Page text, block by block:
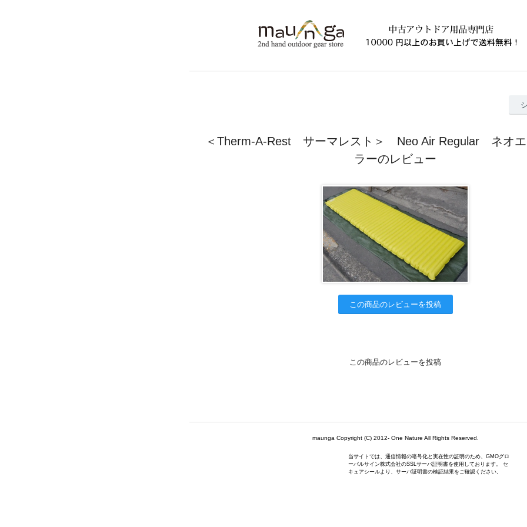
＜Therm-A-Rest サーマレスト＞ Neo Air Regular ネオエ
ラーのレビュー
この商品のレビューを投稿
この商品のレビューを投稿
maunga Copyright (C) 2012- One Nature All Rights Reserved.
当サイトでは、通信情報の暗号化と実在性の証明のため、GMOグロ
ーバルサイン株式会社のSSLサーバ証明書を使用しております。 セ
キュアシールより、サーバ証明書の検証結果をご確認ください。